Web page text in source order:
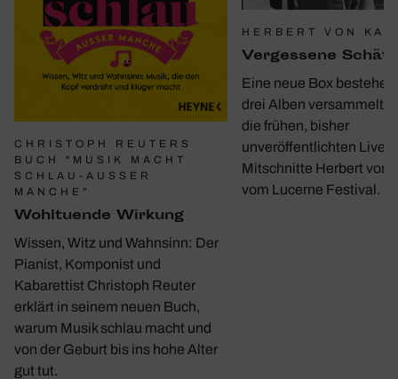
CHRISTOPH REUTERS
BUCH "MUSIK MACHT
SCHLAU-AUSSER M
ANCHE"
Wohl­tu­ende Wirkung
Wissen, Witz und Wahnsinn: Der
Pianist, Komponist und
Kabarettist Christoph Reuter
erklärt in seinem neuen Buch,
warum Musik schlau macht und
von der Geburt bis ins hohe Alter
gut tut.
HERBERT VON
Verges­sene
Eine neue Box
drei Alben versammelt
die frühen, bisher
unveröffentlichten Live-
Mitschnitte Herbert von
vom Lucerne Festival.